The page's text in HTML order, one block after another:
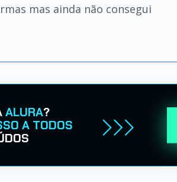
mas ainda não consegui
ALURA?
A TODOS